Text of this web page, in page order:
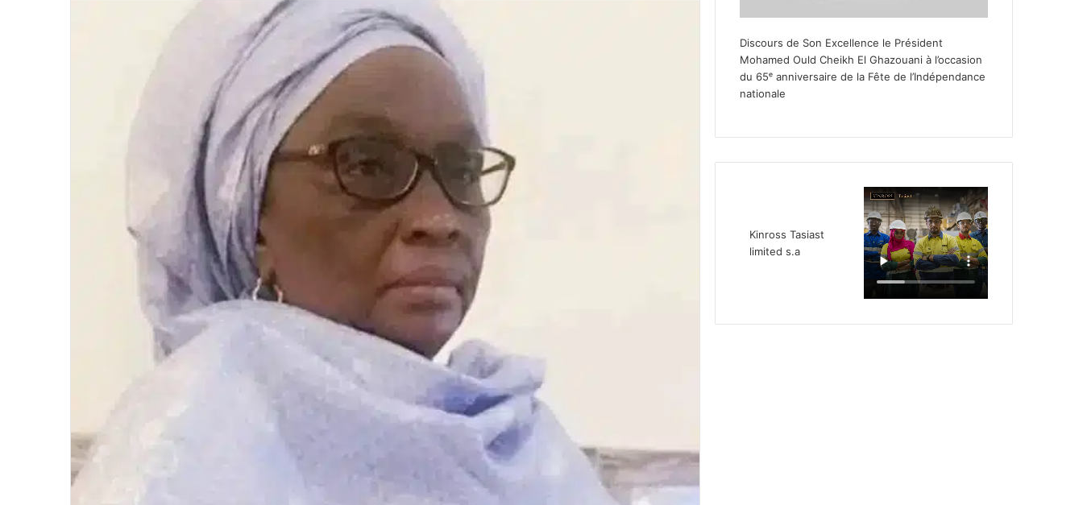
Discours de Son Excellence le Président
Mohamed Ould Cheikh El Ghazouani à l’occasion
du 65ᵉ anniversaire de la Fête de l’Indépendance
nationale
Kinross Tasiast
limited s.a